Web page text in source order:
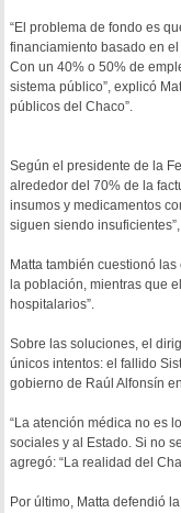
“El problema de fondo es
financiamiento basado en
Con un 40% o 50% de
sistema público”, explicó
públicos del Chaco”.
Según el presidente de la
alrededor del 70% de la
insumos y medicamentos
siguen siendo
Matta también cuestionó
la población, mientras que
hospitalarios”.
Sobre las soluciones, el
únicos intentos: el fallido
gobierno de Raúl Alfonsín
“La atención médica no es
sociales y al Estado. Si no
agregó: “La realidad del
Por último, Matta defendió